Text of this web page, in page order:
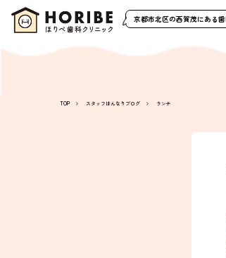
京都市北区の西賀茂にある
TOP スタッフはんなりブログ ランチ